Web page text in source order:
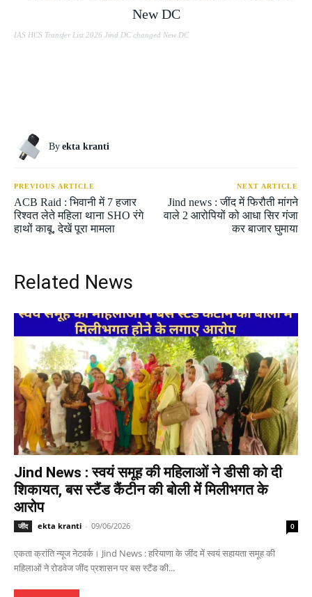
IAS HCS Transfer List 2026 Jind DC changed New DC
By ekta kranti
PREVIOUS ARTICLE
ACB Raid : भिवानी में 7 हजार
रिश्वत लेते महिला थाना SHO रंगे
हाथों काबू, देखें पूरा मामला
NEXT ARTICLE
Jind news : जींद में फिरौती मांगने
वाले 2 आरोपियों को आधा सिर गंजा
कर बाजार घुमाया
Related News
Jind News : स्वयं समूह की महिलाओं ने डीसी को दी
शिकायत, बस स्टैंड कैंटीन की बोली में मिलीभगत के
आरोप
जींद ekta kranti - 09/06/2026 0
एकता क्रांति न्यूज नेटवर्क। Jind News : हरियाणा के जींद में स्वयं सहायता समूह की
महिलाओं ने रोडवेज जींद प्रशासन पर बस स्टैंड की...